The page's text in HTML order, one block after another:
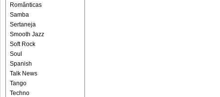
Românticas
Samba
Sertaneja
Smooth Jazz
Soft Rock
Soul
Spanish
Talk News
Tango
Techno